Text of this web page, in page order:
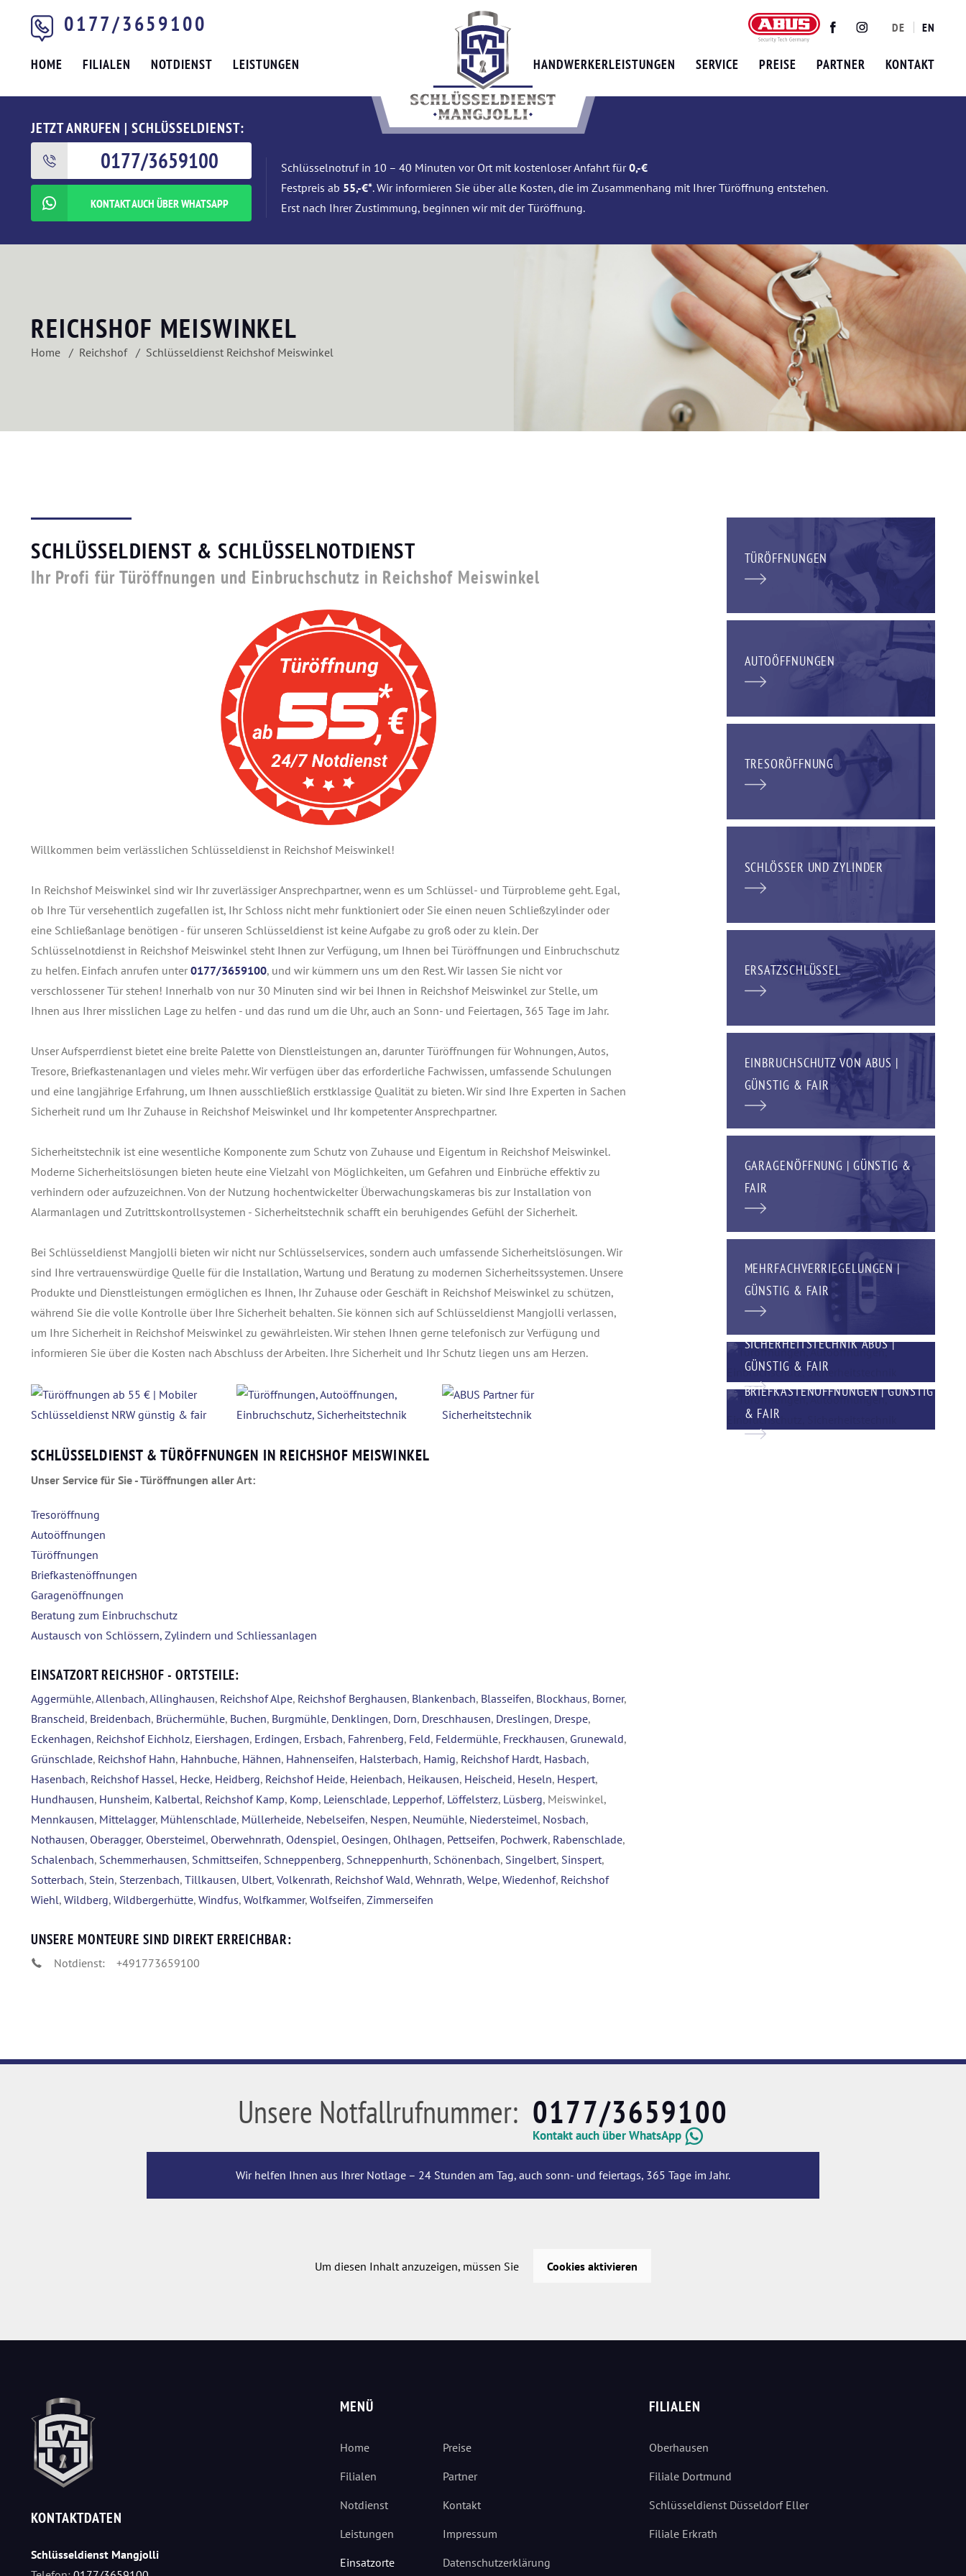
0177/3659100 TwitterFacebookInstagram
DE EN
HOME FILIALEN NOTDIENST LEISTUNGEN HANDWERKERLEISTUNGEN SERVICE PREISE PARTNER KONTAKT
JETZT ANRUFEN | SCHLÜSSELDIENST:
0177/3659100
KONTAKT AUCH ÜBER WHATSAPP
Schlüsselnotruf in 10 – 40 Minuten vor Ort mit kostenloser Anfahrt für0,-€
Festpreis ab 55,-€*. Wir informieren Sie über alle Kosten, die im Zusammenhang mit Ihrer Türöffnung entstehen.
Erst nach Ihrer Zustimmung, beginnen wir mit der Türöffnung.
REICHSHOF MEISWINKEL
Home Reichshof Schlüsseldienst Reichshof Meiswinkel
SCHLÜSSELDIENST & SCHLÜSSELNOTDIENST
Ihr Profi für Türöffnungen und Einbruchschutz in Reichshof Meiswinkel
Willkommen beim verlässlichen Schlüsseldienst in Reichshof Meiswinkel!
In Reichshof Meiswinkel sind wir Ihr zuverlässiger Ansprechpartner, wenn es um Schlüssel- und Türprobleme geht. Egal,
ob Ihre Tür versehentlich zugefallen ist, Ihr Schloss nicht mehr funktioniert oder Sie einen neuen Schließzylinder oder
eine Schließanlage benötigen - für unseren Schlüsseldienst ist keine Aufgabe zu groß oder zu klein. Der
Schlüsselnotdienst in Reichshof Meiswinkel steht Ihnen zur Verfügung, um Ihnen bei Türöffnungen und Einbruchschutz
zu helfen. Einfach anrufen unter 0177/3659100, und wir kümmern uns um den Rest. Wir lassen Sie nicht vor
verschlossener Tür stehen! Innerhalb von nur 30 Minuten sind wir bei Ihnen in Reichshof Meiswinkel zur Stelle, um
Ihnen aus Ihrer misslichen Lage zu helfen - und das rund um die Uhr, auch an Sonn- und Feiertagen, 365 Tage im Jahr.
Unser Aufsperrdienst bietet eine breite Palette von Dienstleistungen an, darunter Türöffnungen für Wohnungen, Autos,
Tresore, Briefkastenanlagen und vieles mehr. Wir verfügen über das erforderliche Fachwissen, umfassende Schulungen
und eine langjährige Erfahrung, um Ihnen ausschließlich erstklassige Qualität zu bieten. Wir sind Ihre Experten in Sachen
Sicherheit rund um Ihr Zuhause in Reichshof Meiswinkel und Ihr kompetenter Ansprechpartner.
Sicherheitstechnik ist eine wesentliche Komponente zum Schutz von Zuhause und Eigentum in Reichshof Meiswinkel.
Moderne Sicherheitslösungen bieten heute eine Vielzahl von Möglichkeiten, um Gefahren und Einbrüche effektiv zu
verhindern oder aufzuzeichnen. Von der Nutzung hochentwickelter Überwachungskameras bis zur Installation von
Alarmanlagen und Zutrittskontrollsystemen - Sicherheitstechnik schafft ein beruhigendes Gefühl der Sicherheit.
Bei Schlüsseldienst Mangjolli bieten wir nicht nur Schlüsselservices, sondern auch umfassende Sicherheitslösungen. Wir
sind Ihre vertrauenswürdige Quelle für die Installation, Wartung und Beratung zu modernen Sicherheitssystemen. Unsere
Produkte und Dienstleistungen ermöglichen es Ihnen, Ihr Zuhause oder Geschäft in Reichshof Meiswinkel zu schützen,
während Sie die volle Kontrolle über Ihre Sicherheit behalten. Sie können sich auf Schlüsseldienst Mangjolli verlassen,
um Ihre Sicherheit in Reichshof Meiswinkel zu gewährleisten. Wir stehen Ihnen gerne telefonisch zur Verfügung und
informieren Sie über die Kosten nach Abschluss der Arbeiten. Ihre Sicherheit und Ihr Schutz liegen uns am Herzen.
SCHLÜSSELDIENST & TÜRÖFFNUNGEN IN REICHSHOF MEISWINKEL
Unser Service für Sie - Türöffnungen aller Art:
Tresoröffnung
Autoöffnungen
Türöffnungen
Briefkastenöffnungen
Garagenöffnungen
Beratung zum Einbruchschutz
Austausch von Schlössern, Zylindern und Schliessanlagen
EINSATZORT REICHSHOF - ORTSTEILE:
Aggermühle,Allenbach,Allinghausen, Reichshof Alpe, Reichshof Berghausen, Blankenbach, Blasseifen, Blockhaus, Borner,
Branscheid, Breidenbach, Brüchermühle, Buchen, Burgmühle, Denklingen, Dorn, Dreschhausen, Dreslingen, Drespe,
Eckenhagen, Reichshof Eichholz, Eiershagen, Erdingen, Ersbach, Fahrenberg, Feld, Feldermühle, Freckhausen, Grunewald,
Grünschlade, Reichshof Hahn, Hahnbuche, Hähnen, Hahnenseifen, Halsterbach, Hamig, Reichshof Hardt, Hasbach,
Hasenbach, Reichshof Hassel, Hecke, Heidberg, Reichshof Heide, Heienbach, Heikausen, Heischeid, Heseln, Hespert,
Hundhausen, Hunsheim, Kalbertal, Reichshof Kamp, Komp, Leienschlade, Lepperhof, Löffelsterz, Lüsberg, Meiswinkel,
Mennkausen, Mittelagger, Mühlenschlade, Müllerheide, Nebelseifen, Nespen, Neumühle, Niedersteimel, Nosbach,
Nothausen, Oberagger, Obersteimel, Oberwehnrath, Odenspiel, Oesingen, Ohlhagen, Pettseifen, Pochwerk, Rabenschlade,
Schalenbach, Schemmerhausen, Schmittseifen, Schneppenberg, Schneppenhurth, Schönenbach, Singelbert, Sinspert,
Sotterbach, Stein, Sterzenbach, Tillkausen, Ulbert, Volkenrath, Reichshof Wald, Wehnrath, Welpe, Wiedenhof, Reichshof
Wiehl, Wildberg, Wildbergerhütte, Windfus, Wolfkammer, Wolfseifen, Zimmerseifen
UNSERE MONTEURE SIND DIREKT ERREICHBAR:
Notdienst: +491773659100
TÜRÖFFNUNGEN
AUTOÖFFNUNGEN
TRESORÖFFNUNG
SCHLÖSSER UND ZYLINDER
ERSATZSCHLÜSSEL
EINBRUCHSCHUTZ VON ABUS |
GÜNSTIG & FAIR
GARAGENÖFFNUNG | GÜNSTIG &
FAIR
MEHRFACHVERRIEGELUNGEN |
GÜNSTIG & FAIR
SICHERHEITSTECHNIK ABUS |
GÜNSTIG & FAIR
BRIEFKASTENÖFFNUNGEN | GÜNSTIG
& FAIR
Unsere Notfallrufnummer: 0177/3659100
Kontakt auch über WhatsApp
Wir helfen Ihnen aus Ihrer Notlage – 24 Stunden am Tag, auch sonn- und feiertags, 365 Tage im Jahr.
Um diesen Inhalt anzuzeigen, müssen Sie Cookies aktivieren
KONTAKTDATEN
Schlüsseldienst Mangjolli
MENÜ
Home
Filialen
Notdienst
Leistungen
Einsatzorte
Preise
Partner
Kontakt
Impressum
Datenschutzerklärung
FILIALEN
Oberhausen
Filiale Dortmund
Schlüsseldienst Düsseldorf Eller
Filiale Erkrath